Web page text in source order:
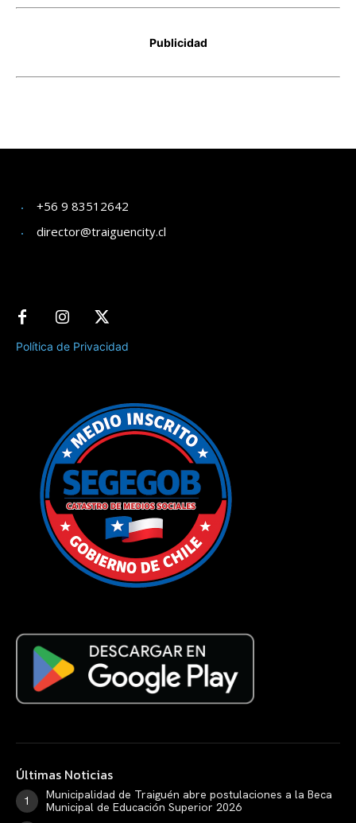
+56 9 83512642
director@traiguencity.cl
Política de Privacidad
Últimas Noticias
Municipalidad de Traiguén abre postulaciones a la Beca
Municipal de Educación Superior 2026